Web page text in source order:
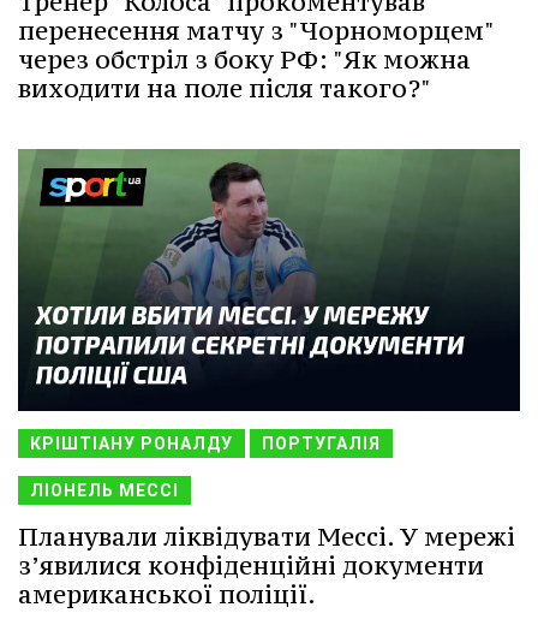
перенесення матчу з "Чорноморцем"
через обстріл з боку РФ: "Як можна
виходити на поле після такого?"
КРІШТІАНУ РОНАЛДУ ПОРТУГАЛІЯ
ЛІОНЕЛЬ МЕССІ
Планували ліквідувати Мессі. У мережі
з’явилися конфіденційні документи
американської поліції.